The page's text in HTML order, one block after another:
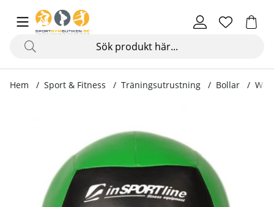
Hem Sport & Fitness Träningsutrustning Bollar